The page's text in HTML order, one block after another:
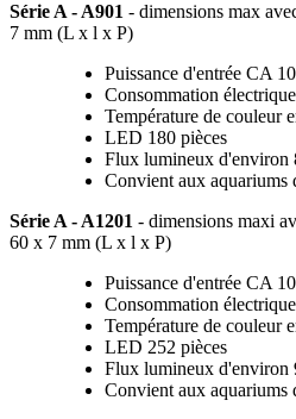
Série A - A901 - dimensions max
7 mm (L x l x P)
Puissance d'entrée CA
Consommation
Température de couleur
LED 180 pièces
Flux lumineux d'environ
Convient aux aquariums
Série A - A1201 - dimensions maxi
60 x 7 mm (L x l x P)
Puissance d'entrée CA
Consommation
Température de couleur
LED 252 pièces
Flux lumineux d'environ
Convient aux aquariums